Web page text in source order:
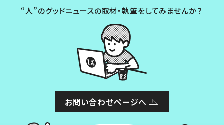
“人”のグッドニュースの取材・執筆をしてみませんか？
お問い合わせページへ